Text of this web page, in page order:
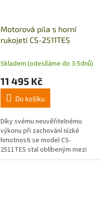
Motorová pila s horní
rukojetí CS-2511TES
Skladem (odesíláme do 3-5dnů)
11 495 Kč
Do košíku
Díky svému neuvěřitelnému
výkonu při zachování nízké
hmotnosti se model CS-
2511TES stal oblíbeným mezi
arboristy po celém světě.